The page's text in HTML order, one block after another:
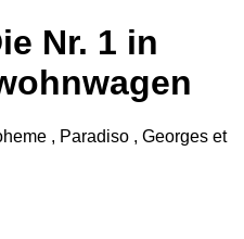
Nr. 1 in
, Paradiso , Georges et